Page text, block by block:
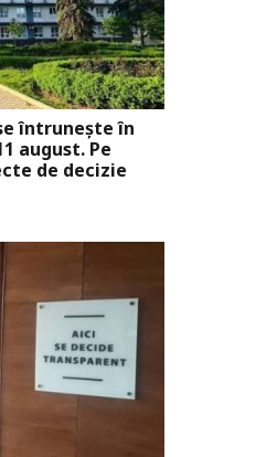
întrunește în
august. Pe
de decizie